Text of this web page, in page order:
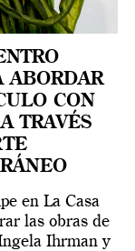
ABORDAR
CON
TRAVÉS
en La Casa
las obras de
Ihrman y